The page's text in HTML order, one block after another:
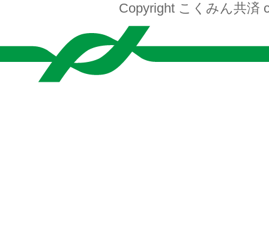
Copyright こくみん共済